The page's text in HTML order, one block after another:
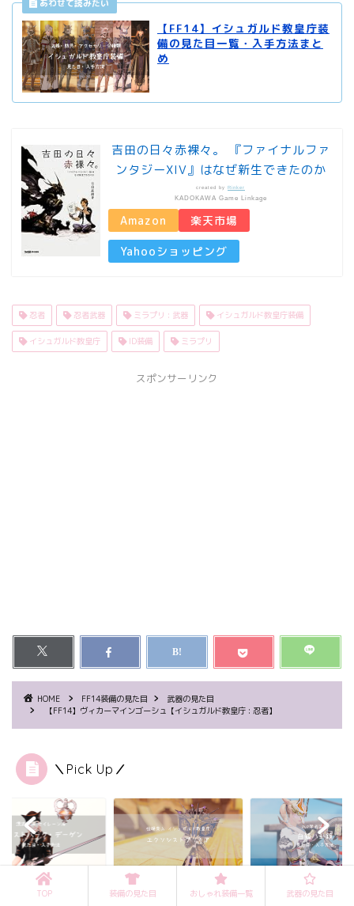
【FF14】イシュガルド教皇庁装
備の見た目一覧・入手方法まと
め
吉田の日々赤裸々。 『ファイナルファ
ンタジーXIV』はなぜ新生できたのか
created by Rinker
KADOKAWA Game Linkage
Amazon 楽天市場
Yahooショッピング
忍者 忍者武器 ミラプリ : 武器 イシュガルド教皇庁装備
イシュガルド教皇庁 ID装備 ミラプリ
スポンサーリンク
HOME FF14装備の見た目
武器の見た目
【FF14】ヴィカーマインゴーシュ【イシュガルド教皇庁 : 忍者】
＼Pick Up／
武器の見た目 武器の見た目
TOP 装備の見た目 おしゃれ装備一覧 武器の見た目